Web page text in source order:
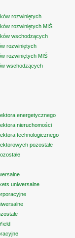
rozwiniętych
rozwiniętych MIŚ
wschodzących
rozwiniętych
rozwiniętych MIŚ
wschodzących
energetycznego
nieruchomości
technologicznego
pozostałe
uniwersalne